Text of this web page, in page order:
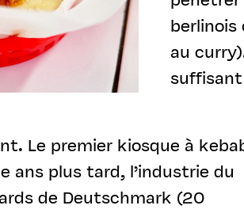
berlinois
au
suffisant
Le premier kiosque à
ans plus tard, l’industrie du
de Deutschmark (20